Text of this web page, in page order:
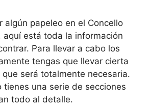
algún papeleo en el Concello
aquí está toda la información
Para llevar a cabo los
tengas que llevar cierta
será totalmente necesaria.
una serie de secciones
todo al detalle.